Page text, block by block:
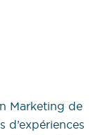
Marketing de
d’expériences